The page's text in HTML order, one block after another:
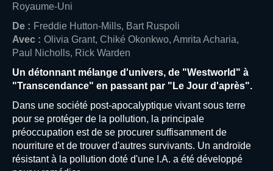
Royaume-Uni
De : Freddie Hutton-Mills, Bart Ruspoli
Avec : Olivia Grant, Chiké Okonkwo, Amrita Acharia,
Paul Nicholls, Rick Warden
Un détonnant mélange d'univers, de "Westworld" à
"Transcendance" en passant par "Le Jour d'après".
Dans une société post-apocalyptique vivant sous terre
pour se protéger de la pollution, la principale
préoccupation est de se procurer suffisamment de
nourriture et de trouver d'autres survivants. Un androïde
résistant à la pollution doté d'une I.A. a été développé